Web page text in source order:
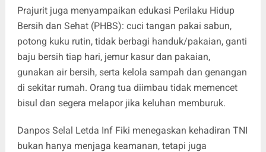
Prajurit juga menyampaikan edukasi Perilaku Hidup
Bersih dan Sehat (PHBS): cuci tangan pakai sabun,
potong kuku rutin, tidak berbagi handuk/pakaian, ganti
baju bersih tiap hari, jemur kasur dan pakaian,
gunakan air bersih, serta kelola sampah dan genangan
di sekitar rumah. Orang tua diimbau tidak memencet
bisul dan segera melapor jika keluhan memburuk.
Danpos Selal Letda Inf Fiki menegaskan kehadiran TNI
bukan hanya menjaga keamanan, tetapi juga